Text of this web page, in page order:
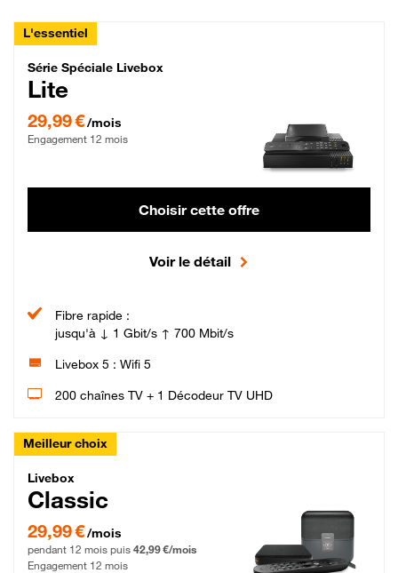
L'essentiel
Série Spéciale Livebox Lite Fibre
Série Spéciale Livebox
Lite
29,99 €/mois
Engagement 12 mois
Choisir cette offre
Voir le détail
Fibre rapide :
jusqu'à ↓ 1 Gbit/s ↑ 700 Mbit/s
Livebox 5 : Wifi 5
200 chaînes TV + 1 Décodeur TV UHD
Meilleur choix
Livebox Classic Fibre
Livebox
Classic
29,99 € par mois pendant 12 mois puis 42,99 € par mois, Engagement 12 mois
29,99 €/mois
pendant 12 mois puis 42,99 €/mois
Engagement 12 mois